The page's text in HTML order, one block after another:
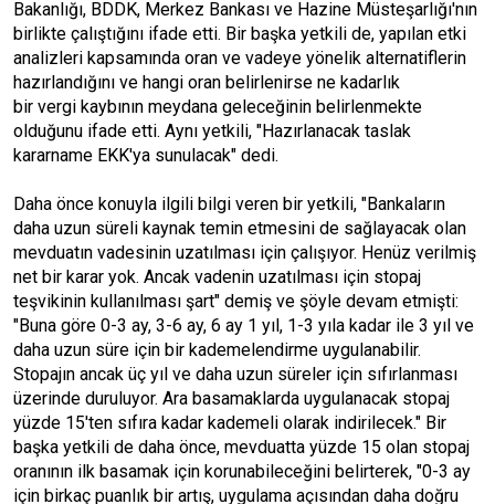
Bakanlığı, BDDK, Merkez Bankası ve Hazine Müsteşarlığı'nın
birlikte çalıştığını ifade etti. Bir başka yetkili de, yapılan etki
analizleri kapsamında oran ve vadeye yönelik alternatiflerin
hazırlandığını ve hangi oran belirlenirse ne kadarlık
bir vergi kaybının meydana geleceğinin belirlenmekte
olduğunu ifade etti. Aynı yetkili, "Hazırlanacak taslak
kararname EKK'ya sunulacak" dedi.
Daha önce konuyla ilgili bilgi veren bir yetkili, "Bankaların
daha uzun süreli kaynak temin etmesini de sağlayacak olan
mevduatın vadesinin uzatılması için çalışıyor. Henüz verilmiş
net bir karar yok. Ancak vadenin uzatılması için stopaj
teşvikinin kullanılması şart" demiş ve şöyle devam etmişti:
"Buna göre 0-3 ay, 3-6 ay, 6 ay 1 yıl, 1-3 yıla kadar ile 3 yıl ve
daha uzun süre için bir kademelendirme uygulanabilir.
Stopajın ancak üç yıl ve daha uzun süreler için sıfırlanması
üzerinde duruluyor. Ara basamaklarda uygulanacak stopaj
yüzde 15'ten sıfıra kadar kademeli olarak indirilecek." Bir
başka yetkili de daha önce, mevduatta yüzde 15 olan stopaj
oranının ilk basamak için korunabileceğini belirterek, "0-3 ay
için birkaç puanlık bir artış, uygulama açısından daha doğru